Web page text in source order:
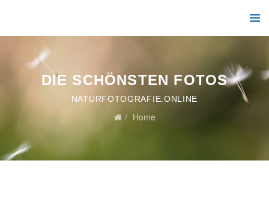
DIE SCHÖNSTEN FOTOS
NATURFOTOGRAFIE.ONLINE
Home